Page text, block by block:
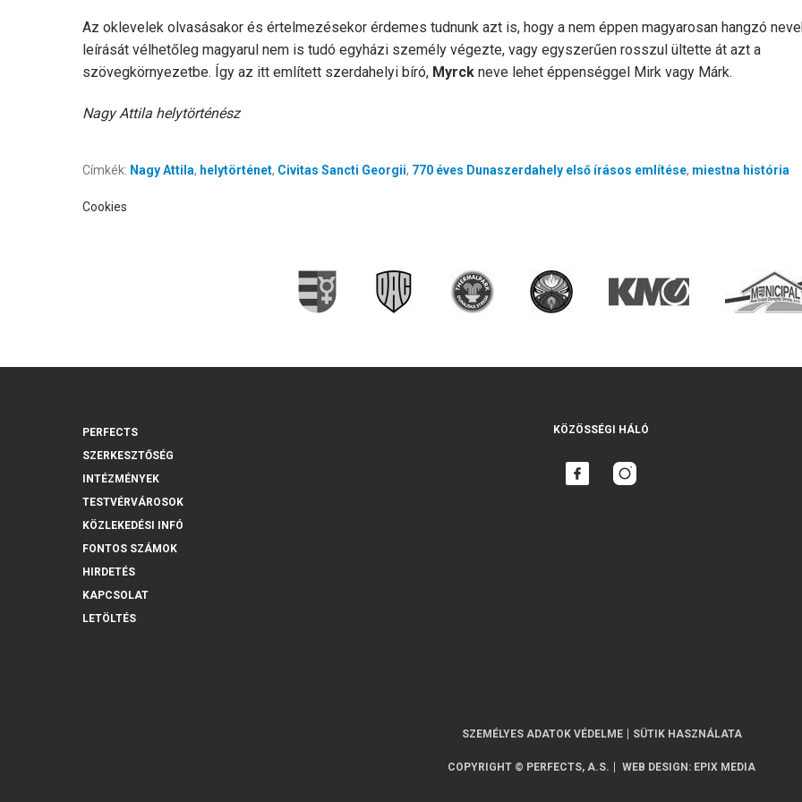
Az oklevelek olvasásakor és értelmezésekor érdemes tudnunk azt is, hogy a nem éppen magyarosan hangzó
leírását vélhetőleg magyarul nem is tudó egyházi személy végezte, vagy egyszerűen rosszul ültette át azt a
szövegkörnyezetbe. Így az itt említett szerdahelyi bíró,Myrck neve lehet éppenséggel Mirk vagy Márk.
Nagy Attila helytörténész
Címkék: Nagy Attila, helytörténet, Civitas Sancti Georgii, 770 éves Dunaszerdahely első írásos említése, miestna história
Cookies
PERFECTS
SZERKESZTŐSÉG
INTÉZMÉNYEK
TESTVÉRVÁROSOK
KÖZLEKEDÉSI INFÓ
FONTOS SZÁMOK
HIRDETÉS
KAPCSOLAT
LETÖLTÉS
KÖZÖSSÉGI HÁLÓ
SZEMÉLYES ADATOK VÉDELME SÜTIK HASZNÁLATA
COPYRIGHT © PERFECTS, A.S. WEB DESIGN : EPIX MEDIA